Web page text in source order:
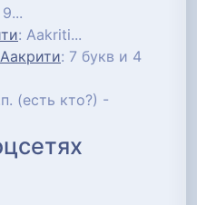
9...
: Aakriti...
: 7 букв и 4
(есть кто?) -